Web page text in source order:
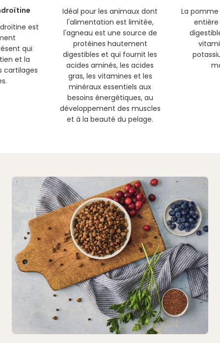
est
qui
et la
cartilages
Idéal pour les animaux dont
l'alimentation est limitée,
l'agneau est une source de
protéines hautement
digestibles et qui fournit les
acides aminés, les acides
gras, les vitamines et les
minéraux essentiels aux
besoins énergétiques, au
développement des muscles
et à la beauté du pelage.
La